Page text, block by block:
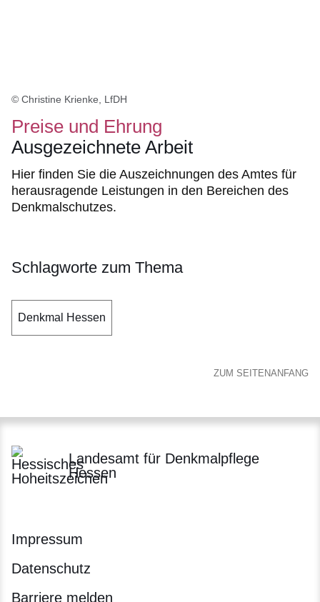
© Christine Krienke, LfDH
Preise und Ehrung
Ausgezeichnete Arbeit
Hier finden Sie die Auszeichnungen des Amtes für
herausragende Leistungen in den Bereichen des
Denkmalschutzes.
Schlagworte zum Thema
Denkmal Hessen
ZUM SEITENANFANG
Landesamt für Denkmalpflege
Hessen
Impressum
Datenschutz
Barriere melden